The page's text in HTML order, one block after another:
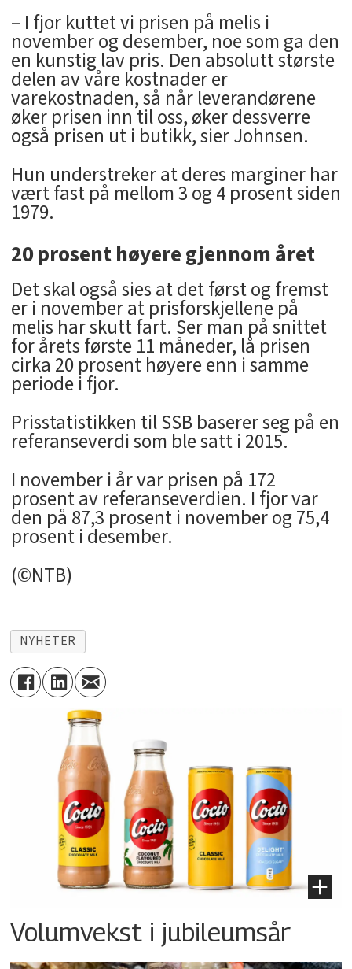
– I fjor kuttet vi prisen på melis i
november og desember, noe som ga den
en kunstig lav pris. Den absolutt største
delen av våre kostnader er
varekostnaden, så når leverandørene
øker prisen inn til oss, øker dessverre
også prisen ut i butikk, sier Johnsen.
Hun understreker at deres marginer har
vært fast på mellom 3 og 4 prosent siden
1979.
20 prosent høyere gjennom året
Det skal også sies at det først og fremst
er i november at prisforskjellene på
melis har skutt fart. Ser man på snittet
for årets første 11 måneder, lå prisen
cirka 20 prosent høyere enn i samme
periode i fjor.
Prisstatistikken til SSB baserer seg på en
referanseverdi som ble satt i 2015.
I november i år var prisen på 172
prosent av referanseverdien. I fjor var
den på 87,3 prosent i november og 75,4
prosent i desember.
(©NTB)
NYHETER
Volumvekst i jubileumsår